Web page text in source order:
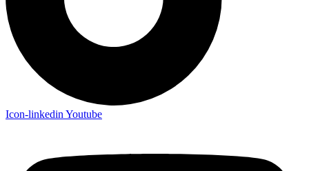
Icon-linkedin Youtube